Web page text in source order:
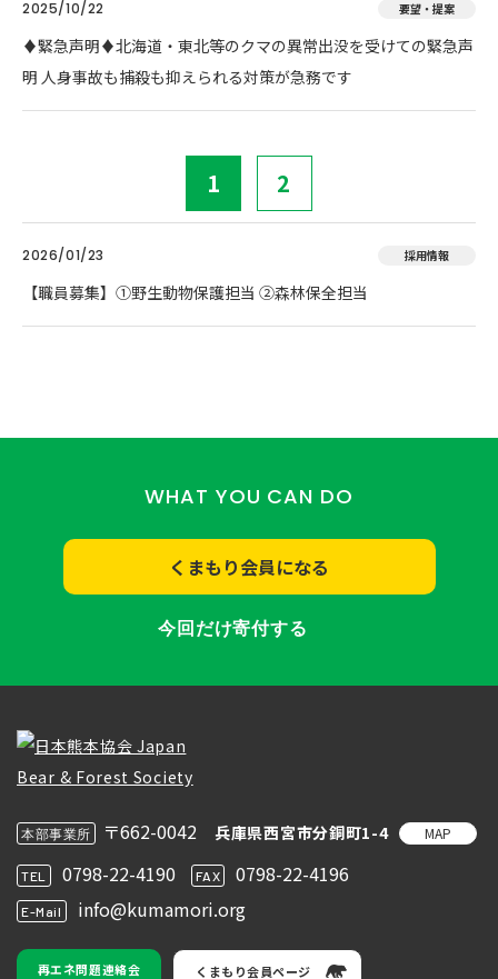
2025/10/22 要望・提案
♦️緊急声明♦️北海道・東北等のクマの異常出没を受けての緊急声
明 人身事故も捕殺も抑えられる対策が急務です
1 2
2026/01/23 採用情報
【職員募集】①野生動物保護担当 ②森林保全担当
WHAT YOU CAN DO
くまもり会員になる
今回だけ寄付する
本部事業所 〒662-0042 兵庫県西宮市分銅町1-4 MAP
TEL 0798-22-4190 FAX 0798-22-4196
E-Mail info@kumamori.org
再エネ問題連絡会 くまもり会員ページ